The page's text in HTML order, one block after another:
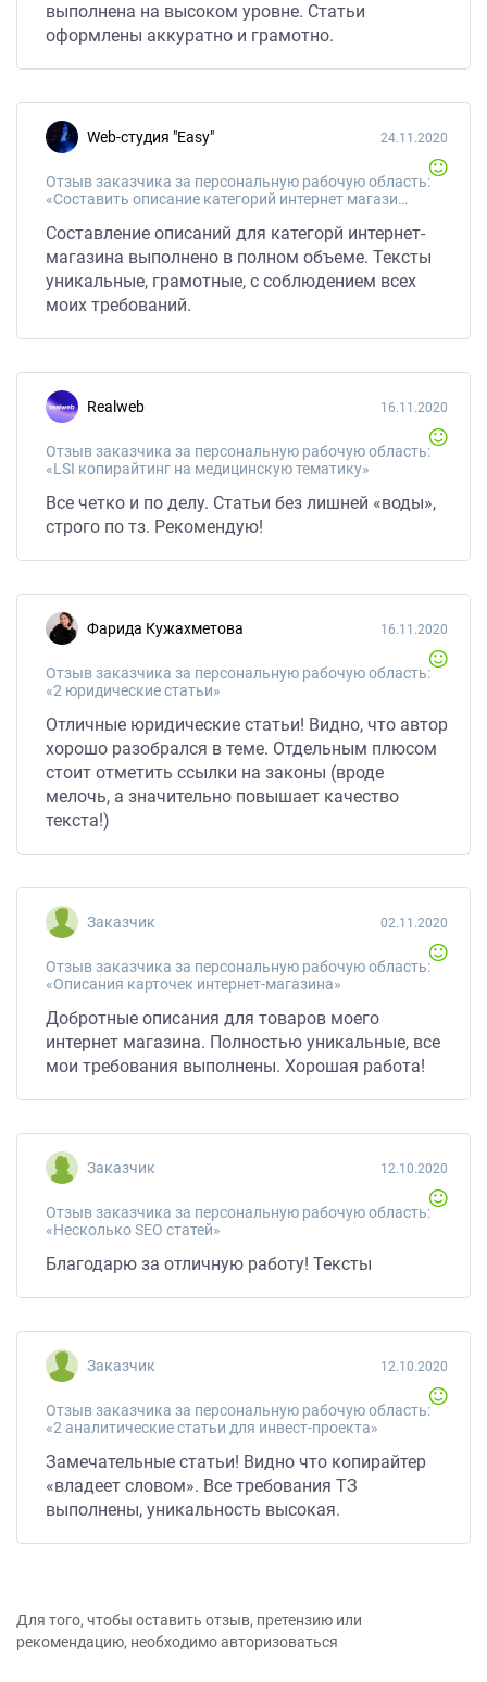
выполнена на высоком уровне. Статьи
оформлены аккуратно и грамотно.
web-студия "Easy"
Отзыв заказчика за персональную рабочую область:
«Составить описание категорий интернет магазина»
24.11.2020
Составление описаний для категорй интернет-
магазина выполнено в полном объеме. Тексты
уникальные, грамотные, с соблюдением всех
моих требований.
Realweb
Отзыв заказчика за персональную рабочую область:
«LSI копирайтинг на медицинскую тематику»
16.11.2020
Все четко и по делу. Статьи без лишней «воды»,
строго по тз. Рекомендую!
Фарида Кужахметова
Отзыв заказчика за персональную рабочую область:
«2 юридические статьи»
16.11.2020
Отличные юридические статьи! Видно, что автор
хорошо разобрался в теме. Отдельным плюсом
стоит отметить ссылки на законы (вроде
мелочь, а значительно повышает качество
текста!)
Заказчик
Отзыв заказчика за персональную рабочую область:
«Описания карточек интернет-магазина»
02.11.2020
Добротные описания для товаров моего
интернет магазина. Полностью уникальные, все
мои требования выполнены. Хорошая работа!
Заказчик
Отзыв заказчика за персональную рабочую область:
«Несколько SEO статей»
12.10.2020
Благодарю за отличную работу! Тексты
Заказчик
Отзыв заказчика за персональную рабочую область:
«2 аналитические статьи для инвест-проекта»
12.10.2020
Замечательные статьи! Видно что копирайтер
«владеет словом». Все требования ТЗ
выполнены, уникальность высокая.
Для того, чтобы оставить отзыв, претензию или
рекомендацию, необходимо авторизоваться